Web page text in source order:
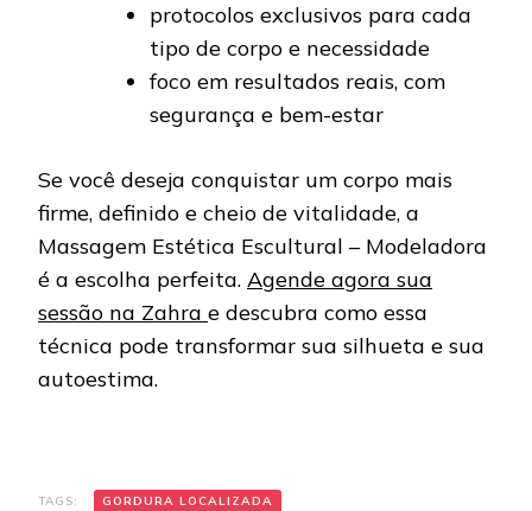
protocolos exclusivos para cada
tipo de corpo e necessidade
foco em resultados reais, com
segurança e bem-estar
Se você deseja conquistar um corpo mais
firme, definido e cheio de vitalidade, a
Massagem Estética Escultural – Modeladora
é a escolha perfeita. Agende agora sua
sessão na Zahra e descubra como essa
técnica pode transformar sua silhueta e sua
autoestima.
TAGS: GORDURA LOCALIZADA